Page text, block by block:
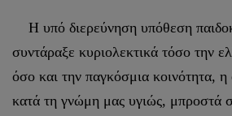
Η υπό διερεύνηση υπόθεση
συντάραξε κυριολεκτικά τόσο την
όσο και την παγκόσμια κοινότητα, η
κατά τη γνώμη μας υγιώς, μπροστά